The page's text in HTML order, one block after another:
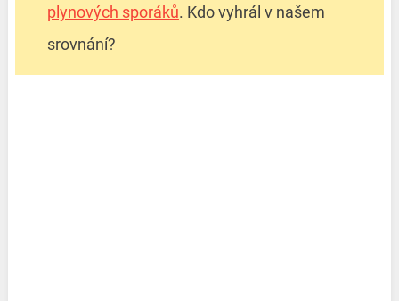
plynových sporáků. Kdo vyhrál v našem
srovnání?